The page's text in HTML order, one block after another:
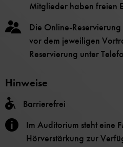
Mitglieder haben freien
Die Online-
vor dem jeweiligen
Reservierung unter
Hinweise
Barrierefrei
Im Auditorium steht eine
Hörverstärkung zur